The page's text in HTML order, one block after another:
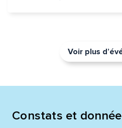
Voir plus
Constats et